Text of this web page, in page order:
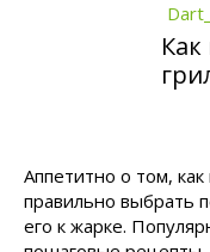
Аппетитно о том, как
правильно выбрать
его к жарке.